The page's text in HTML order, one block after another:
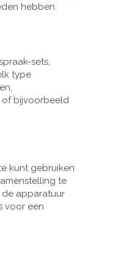
hebben.
sets,
type
of bijvoorbeeld
kunt gebruiken
te
de apparatuur
voor een